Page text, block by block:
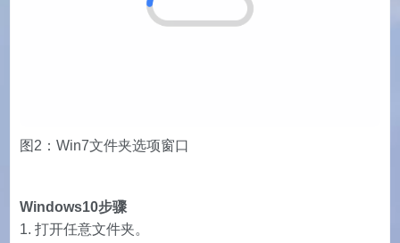
图2：Win7文件夹选项窗口
Windows10步骤
打开任意文件夹。